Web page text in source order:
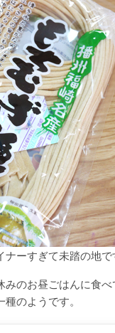
ーすぎて未踏の地
のお昼ごはんに食べ
のようです。